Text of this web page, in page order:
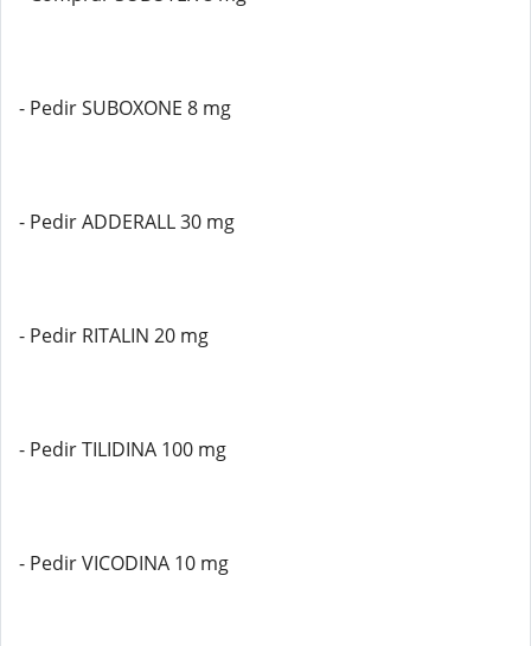
- Pedir SUBOXONE 8 mg
- Pedir ADDERALL 30 mg
- Pedir RITALIN 20 mg
- Pedir TILIDINA 100 mg
- Pedir VICODINA 10 mg